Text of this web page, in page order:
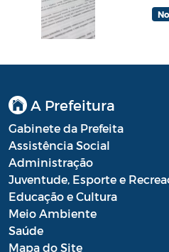
A Prefeitura
Gabinete da Prefeita
Assistência Social
Administração
Juventude, Esporte e
Educação e Cultura
Meio Ambiente
Saúde
Mapa do Site